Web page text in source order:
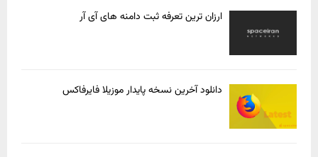
ارزان ترین تعرفه ثبت دامنه های آی آر
دانلود آخرین نسخه پایدار موزیلا فایرفاکس